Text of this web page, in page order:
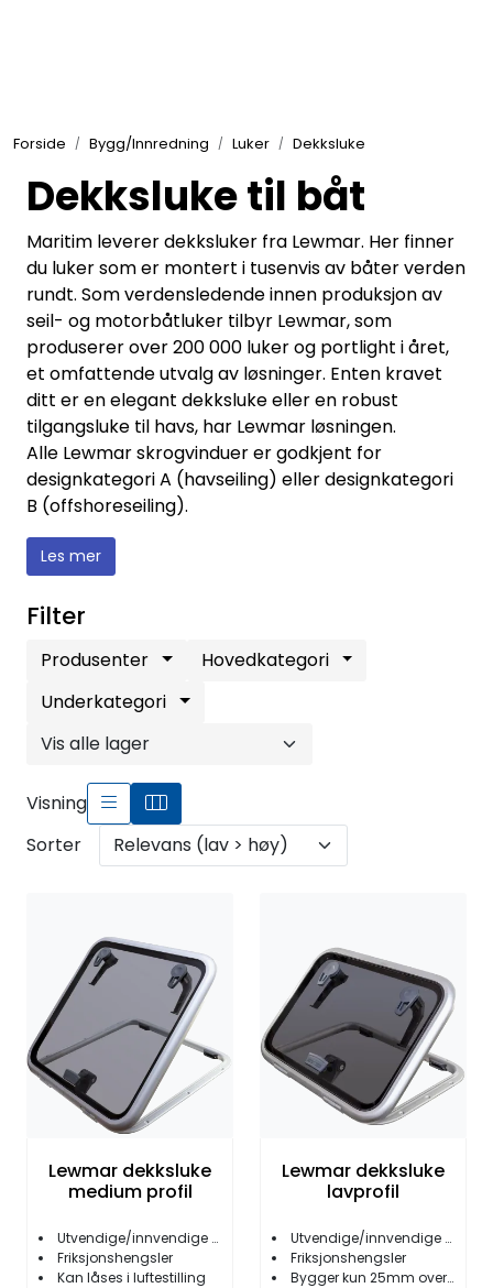
Forside Bygg/Innredning Luker Dekksluke
Dekksluke til båt
Maritim leverer dekksluker fra Lewmar. Her finner
du luker som er montert i tusenvis av båter verden
rundt. Som verdensledende innen produksjon av
seil- og motorbåtluker tilbyr Lewmar, som
produserer over 200 000 luker og portlight i året,
et omfattende utvalg av løsninger. Enten kravet
ditt er en elegant dekksluke eller en robust
tilgangsluke til havs, har Lewmar løsningen.
Alle Lewmar skrogvinduer er godkjent for
designkategori A (havseiling) eller designkategori
B (offshoreseiling).
Les mer
Filter
Produsenter
Hovedkategori
Underkategori
Visning
Sorter
Lewmar dekksluke
medium profil
Utvendige/innvendige håndtak
Friksjonshengsler
Kan låses i luftestilling
Lewmar dekksluke
lavprofil
Utvendige/innvendige håndtak
Friksjonshengsler
Bygger kun 25mm over dekk
Elektrisk
Komfort
VVS
Motor/Styring
Fortøyning
Fritid/Sikkerhet
Båtpleie/Opplag
Seil
Kampanje